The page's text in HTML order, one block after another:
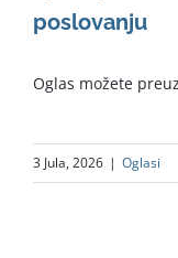
poslovanju
Oglas možete
3 Jula, 2026 | Oglasi